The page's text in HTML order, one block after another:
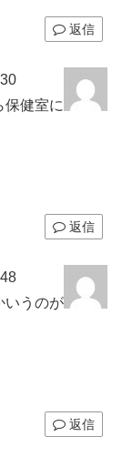
返信
保健室に
返信
いうのが
返信